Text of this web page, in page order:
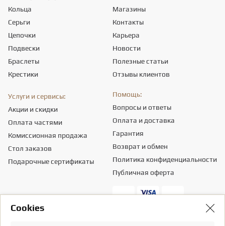
Кольца
Серьги
Цепочки
Подвески
Браслеты
Крестики
Магазины
Контакты
Карьера
Новости
Полезные статьи
Отзывы клиентов
Услуги и сервисы:
Акции и скидки
Оплата частями
Комиссионная продажа
Стол заказов
Подарочные сертификаты
Помощь:
Вопросы и ответы
Оплата и доставка
Гарантия
Возврат и обмен
Политика конфиденциальности
Публичная оферта
Сookies